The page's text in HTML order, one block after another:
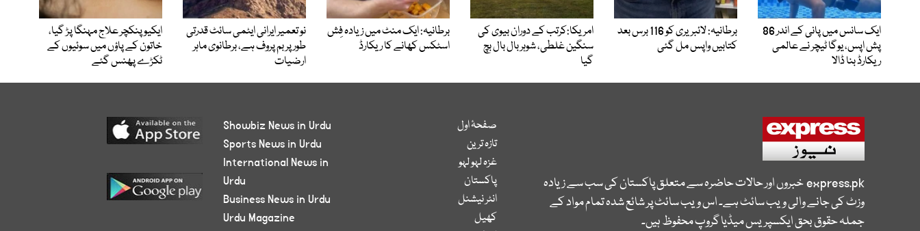
ایک سانس میں پانی کے اندر 86
پش اپس، یوگا ٹیچر نے عالمی
ریکارڈ بنا ڈالا
برطانیہ: لائبریری کو 116 برس بعد
کتابیں واپس مل گئی
امریکا:کرتب کے دوران بیوی کی
سنگین غلطی، شوہر بال بال بچ
گیا
برطانیہ: ایک منٹ میں زیادہ فِش
اسٹکس کھانے کا ریکارڈ
نو تعمیر ایرانی ایٹمی سائٹ قدرتی
طور پر بم پروف ہے، برطانوی ماہر
ارضیات
ایکیوپنکچر علاج مہنگا پڑ گیا،
خاتون کے پاؤں میں سوئیوں کے
ٹکڑے پھنس گئے
express.pkخبروں اور حالات حاضرہ سے متعلق پاکستان کی سب سے زیادہ
وزٹ کی جانے والی ویب سائٹ ہے۔ اس ویب سائٹ پر شائع شدہ تمام مواد کے
جملہ حقوق بحق ایکسپریس میڈیا گروپ محفوظ ہیں۔
صفحۂ اول
تازہ ترین
غزہ لہو لہو
پاکستان
انٹر نیشنل
کھیل
Showbiz News in Urdu
Sports News in Urdu
International News in
Urdu
Business News in Urdu
Urdu Magazine